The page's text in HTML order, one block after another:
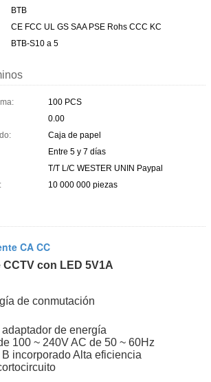
BTB
CE FCC UL GS SAA PSE Rohs CCC KC
BTB-S10 a 5
100 PCS
0.00
Caja de papel
Entre 5 y 7 días
T/T L/C WESTER UNIN Paypal
10 000 000 piezas
CA CC
con LED 5V1A
de conmutación
de energía
100 ~ 240V AC de 50 ~ 60Hz
incorporado Alta eficiencia